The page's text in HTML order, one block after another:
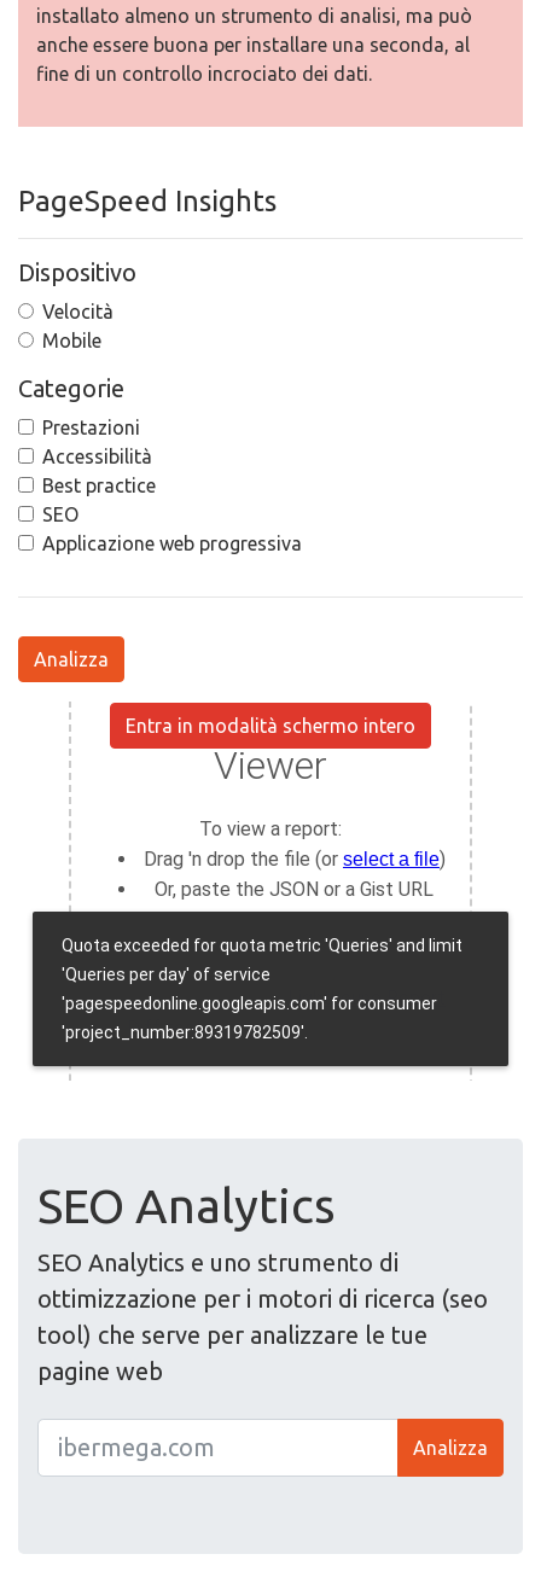
installato almeno un strumento di analisi, ma può
anche essere buona per installare una seconda, al
fine di un controllo incrociato dei dati.
PageSpeed Insights
Dispositivo
Velocità
Mobile
Categorie
Prestazioni
Accessibilità
Best practice
SEO
Applicazione web progressiva
Analizza
Entra in modalità schermo intero
SEO Analytics
SEO Analytics e uno strumento di
ottimizzazione per i motori di ricerca (seo
tool) che serve per analizzare le tue
pagine web
Analizza